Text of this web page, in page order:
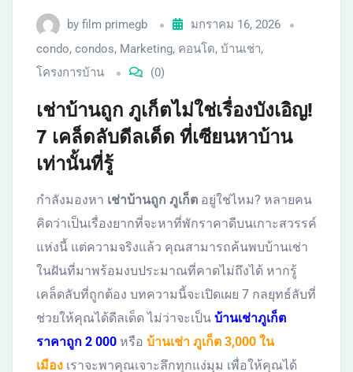
by film primegb
มกราคม 16, 2026
condo, condos, Marketing, คอนโด, บ้านเช่า,
โครงการบ้าน
(0)
เช่าบ้านถูก ภูเก็ตไม่ใช่เรื่องบังเอิญ!
7 เคล็ดลับดีลเด็ด ที่เซียนหาบ้าน
เท่านั้นที่รู้
กำลังมองหา เช่าบ้านถูก ภูเก็ต อยู่ใช่ไหม? หลายคน
คิดว่าเป็นเรื่องยากที่จะหาที่พักราคาดีบนเกาะสวรรค์
แห่งนี้ แต่ความจริงแล้ว คุณสามารถค้นพบบ้านเช่า
ในฝันที่มาพร้อมงบประมาณที่คาดไม่ถึงได้ หากรู้
เคล็ดลับที่ถูกต้อง บทความนี้จะเปิดเผย 7 กลยุทธ์ลับที่
ช่วยให้คุณได้ดีลเด็ด ไม่ว่าจะเป็น บ้านเช่าภูเก็ต
ราคาถูก 2 000 หรือ บ้านเช่า ภูเก็ต 3,000 ใน
เมือง เราจะพาคุณเจาะลึกทุกแง่มุม เพื่อให้คุณได้